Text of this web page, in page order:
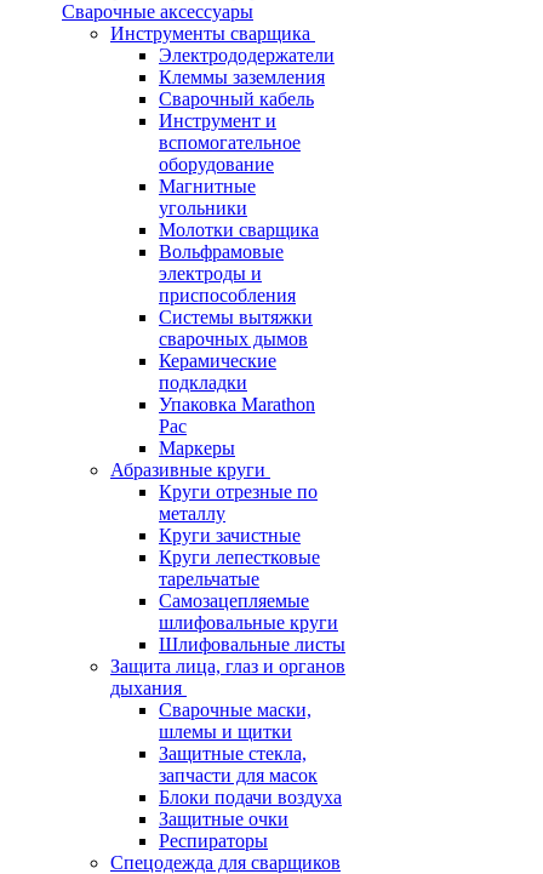
Сварочные аксессуары
Инструменты сварщика
Электрододержатели
Клеммы заземления
Сварочный кабель
Инструмент и
вспомогательное
оборудование
Магнитные
угольники
Молотки сварщика
Вольфрамовые
электроды и
приспособления
Системы вытяжки
сварочных дымов
Керамические
подкладки
Упаковка Marathon
Pac
Маркеры
Абразивные круги
Круги отрезные по
металлу
Круги зачистные
Круги лепестковые
тарельчатые
Самозацепляемые
шлифовальные круги
Шлифовальные листы
Защита лица, глаз и органов
дыхания
Сварочные маски,
шлемы и щитки
Защитные стекла,
запчасти для масок
Блоки подачи воздуха
Защитные очки
Респираторы
Спецодежда для сварщиков